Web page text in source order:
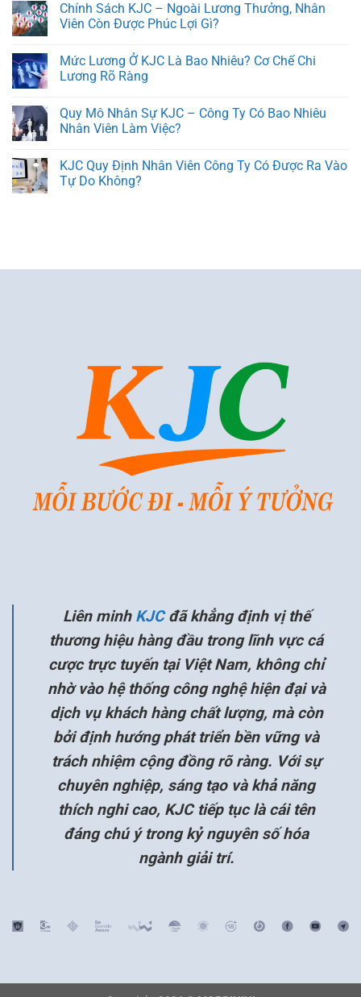
Chính Sách KJC – Ngoài Lương Thưởng, Nhân
Viên Còn Được Phúc Lợi Gì?
Mức Lương Ở KJC Là Bao Nhiêu? Cơ Chế Chi
Lương Rõ Ràng
Quy Mô Nhân Sự KJC – Công Ty Có Bao Nhiêu
Nhân Viên Làm Việc?
KJC Quy Định Nhân Viên Công Ty Có Được Ra Vào
Tự Do Không?
Liên minhKJCđã khẳng định vị thế
thương hiệu hàng đầu trong lĩnh vực cá
cược trực tuyến tại Việt Nam, không chỉ
nhờ vào hệ thống công nghệ hiện đại và
dịch vụ khách hàng chất lượng, mà còn
bởi định hướng phát triển bền vững và
trách nhiệm cộng đồng rõ ràng. Với sự
chuyên nghiệp, sáng tạo và khả năng
thích nghi cao, KJC tiếp tục là cái tên
đáng chú ý trong kỷ nguyên số hóa
ngành giải trí.